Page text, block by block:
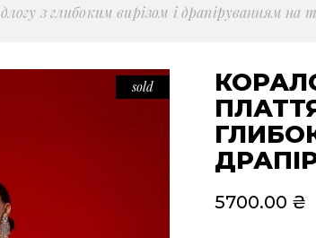
Pre-Spring’26
Сlassic
з глибоким вирізом і драпіруванням на
sold
5700.00 ₴